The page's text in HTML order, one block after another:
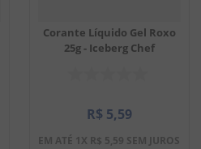
Corante Líquido Gel Roxo
25g - Iceberg Chef
R$ 5,59
EM ATÉ 1X R$ 5,59 SEM JUROS